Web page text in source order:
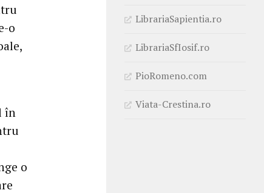
o
în
o
LibrariaSapientia.ro
LibrariaSfIosif.ro
PioRomeno.com
Viata-Crestina.ro